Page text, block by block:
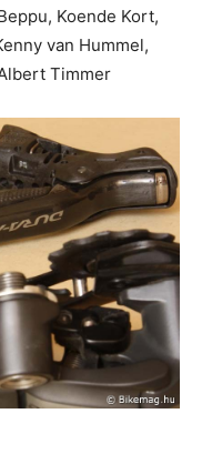
Koende Kort,
van Hummel,
Timmer